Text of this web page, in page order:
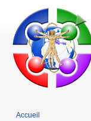
Accueil